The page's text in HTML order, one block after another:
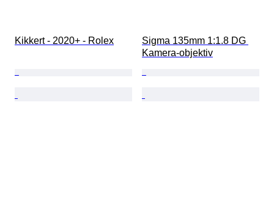
Kikkert - 2020+ - Rolex
Sigma 135mm 1:1.8 DG
Kamera-objektiv